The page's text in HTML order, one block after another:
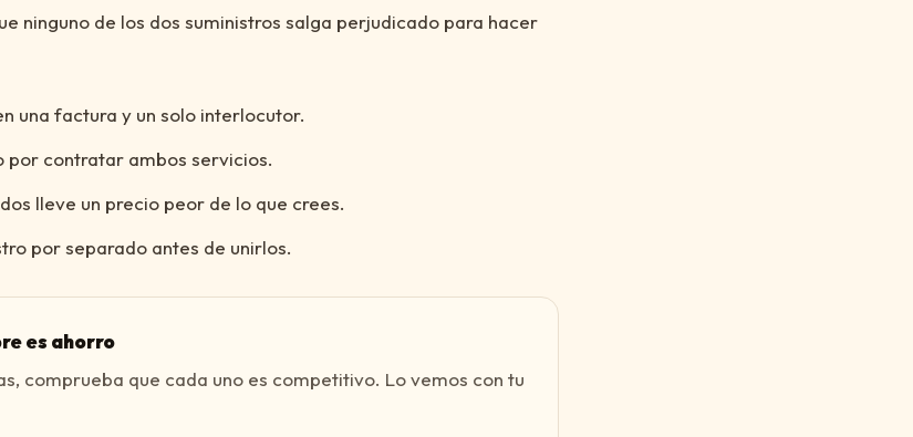
ninguno de los dos suministros salga perjudicado para hacer
una factura y un solo interlocutor.
por contratar ambos servicios.
lleve un precio peor de lo que crees.
por separado antes de unirlos.
es ahorro
comprueba que cada uno es competitivo. Lo vemos con tu